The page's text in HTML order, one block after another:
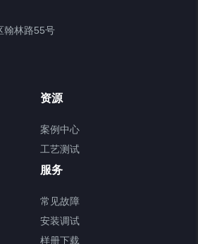
翰林路55号
资源
案例中心
工艺测试
服务
常见故障
安装调试
样册下载